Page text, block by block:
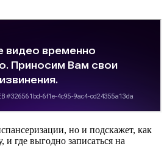
но и подскажет, как
и где выгодно записаться на